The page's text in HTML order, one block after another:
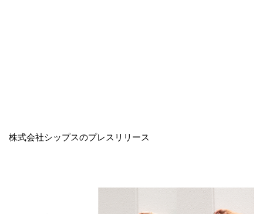
株式会社シップスのプレスリリース